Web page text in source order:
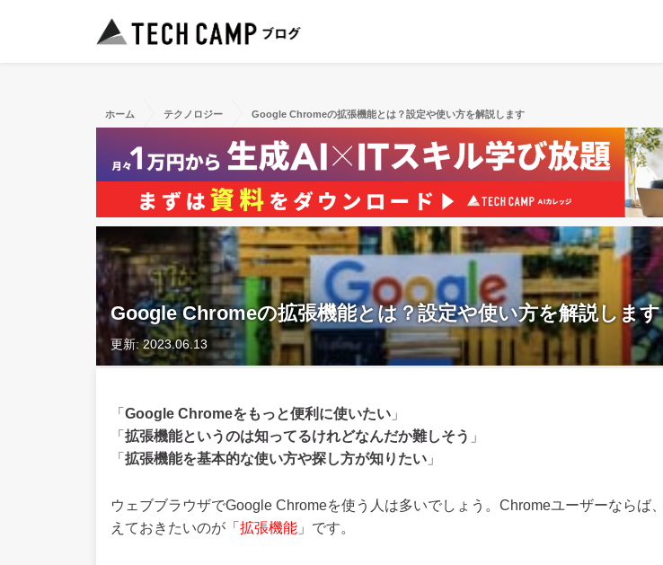
ホーム テクノロジー Google Chromeの拡張機能とは？設定や使い方を解説します
Google Chromeの拡張機能とは？設定や使い方を解説します
更新: 2023.06.13
「 Google Chromeをもっと便利に使いたい 」
「 拡張機能というのは知ってるけれどなんだか難しそう 」
「 拡張機能を基本的な使い方や探し方が知りたい 」
ウェブブラウザでGoogle Chromeを使う人は多いでしょう。Chromeユーザーならば
えておきたいのが「 拡張機能 」です。